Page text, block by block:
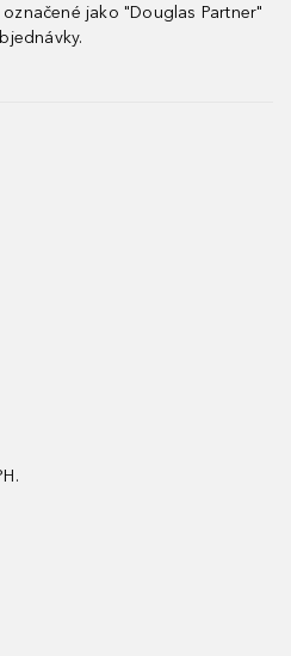
jako "Douglas Partner"